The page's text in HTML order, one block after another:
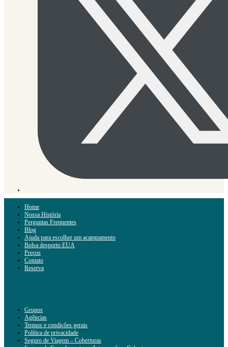
Home
Nossa História
Perguntas Frequentes
Blog
Ajuda para escolher um acampamento
Bolsa desporto EUA
Preços
Contato
Reserva
Grupos
Agências
Termos e condições gerais
Política de privacidade
Seguro de Viagem – Coberturas